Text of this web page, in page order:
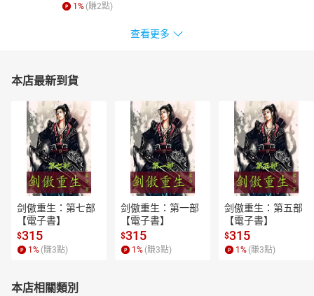
1% (賺2點)
查看更多
本店最新到貨
剑傲重生：第七部
【電子書】
$315
1 % (賺3點)
剑傲重生：第一部
【電子書】
$315
1 % (賺3點)
剑傲重生：第五部
【電子書】
$315
1 % (賺3點)
本店相關類別